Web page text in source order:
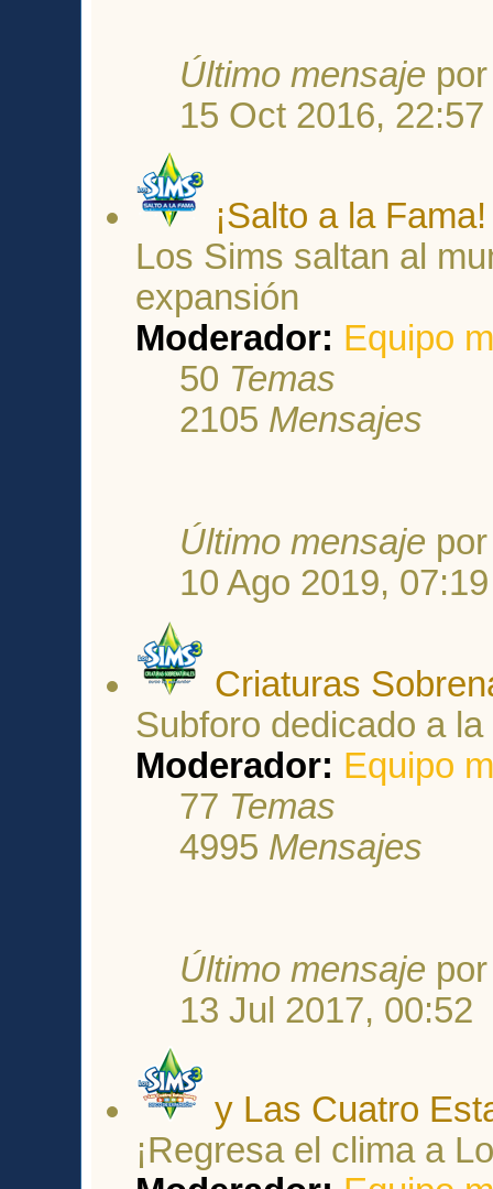
Último mensaje
15 Oct 2016, 22:57
¡Salto a la Fama!
Los Sims saltan al
expansión
Moderador: Equipo
50 Temas
2105 Mensajes
Último mensaje
10 Ago 2019, 07:19
Criaturas
Subforo dedicado a
Moderador: Equipo
77 Temas
4995 Mensajes
Último mensaje
13 Jul 2017, 00:52
y Las Cuatro
¡Regresa el clima a